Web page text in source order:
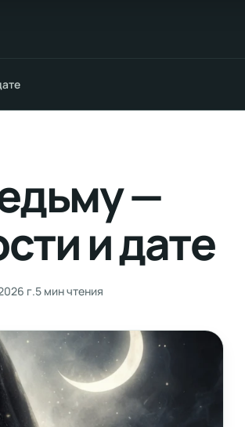
—
и дате
г.5 мин чтения